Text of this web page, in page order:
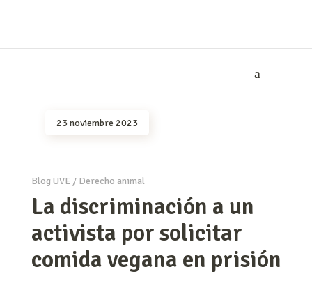
23 noviembre 2023
Blog UVE/ Derecho animal
La discriminación a un
activista por solicitar
comida vegana en prisión